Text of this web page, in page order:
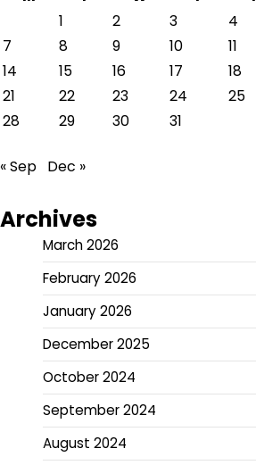
1
2 3 4
7
8 9 10 11
14
15 16 17 18
21
22 23 24 25
28
29 30 31
« Sep Dec »
Archives
March 2026
February 2026
January 2026
December 2025
October 2024
September 2024
August 2024